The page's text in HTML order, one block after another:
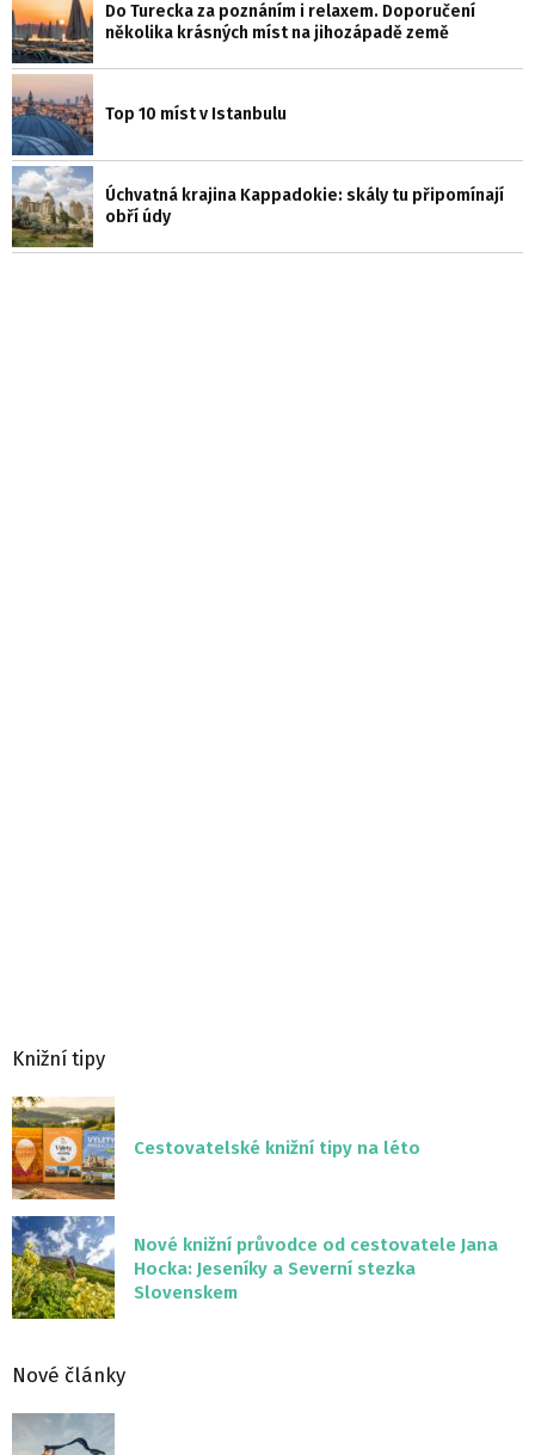
Do Turecka za poznáním i relaxem. Doporučení
několika krásných míst na jihozápadě země
Top 10 míst v Istanbulu
Úchvatná krajina Kappadokie: skály tu připomínají
obří údy
Knižní tipy
Cestovatelské knižní tipy na léto
Nové knižní průvodce od cestovatele Jana
Hocka: Jeseníky a Severní stezka
Slovenskem
Nové články